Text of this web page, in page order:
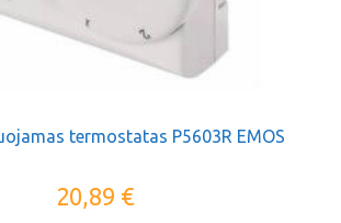
termostatas P5603R EMOS
20,89 €